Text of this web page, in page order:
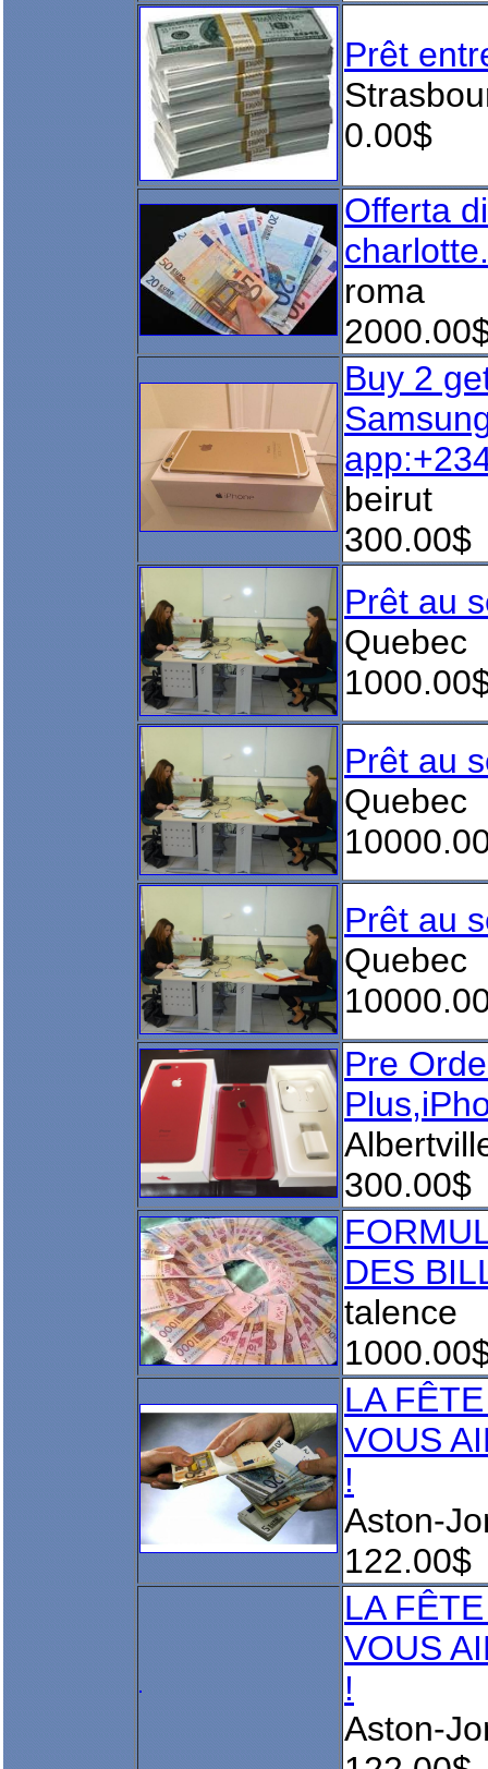
Prêt
0.00$
Offerta
roma
Buy 2
beirut
300.00$
Prêt au
Quebec
Prêt au
Quebec
Prêt au
Quebec
Pre
300.00$
DES
talence
LA
VOUS
!
Aston-
122.00$
LA
VOUS
!
Aston-